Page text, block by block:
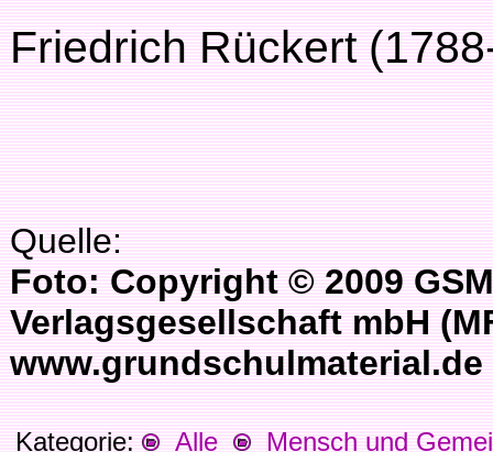
Friedrich Rückert
Quelle:
Foto: Copyright © 2009
Verlagsgesellschaft mbH
www.grundschulmaterial.de
Kategorie: Alle
Mensch und